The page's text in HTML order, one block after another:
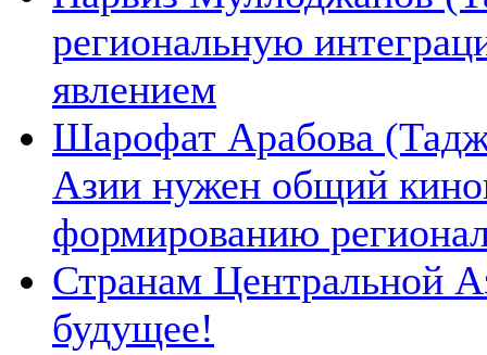
региональную
явлением
Шарофат Арабова
Азии нужен общий
формированию
Странам Центральной
будущее!